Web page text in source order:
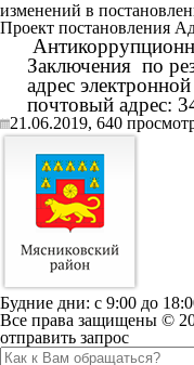
изменений в
Проект постановления
Заключения по
адрес
почтовый адрес:
21.06.2019, 640
Будние дни: c 9:00 до
Все права защищены ©
отправить запрос